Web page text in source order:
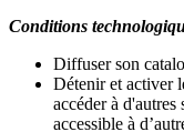
Conditions
Diffuser son
Détenir et activer
accéder à
accessible à d’